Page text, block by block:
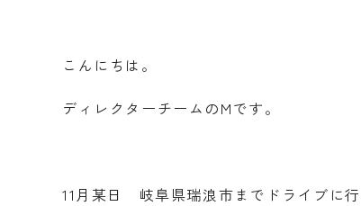
こんにちは。
ディレクターチームのMです。
11月某日 岐阜県瑞浪市までドライブに行